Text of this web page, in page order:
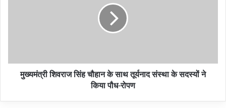
मुख्यमंत्री शिवराज सिंह चौहान के साथ तूर्यनाद संस्था के सदस्यों ने
किया पौध-रोपण